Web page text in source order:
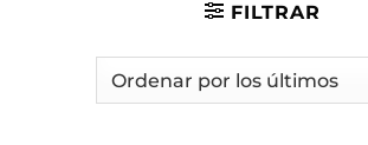
FILTRAR